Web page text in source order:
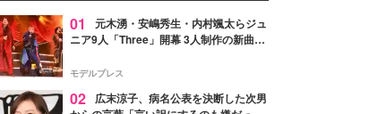
Capturing Skin（ウォーターキャ
プチャリングスキン：捕水肌）」
技術を、花王が構築した。
01
元木湧・安嶋秀生・内村颯太らジュ
ニア9人「Three」開幕 3人制作の新曲＆
進んで夢を掴みたい」【ゲネプロレポ】
モデルプレス
02
広末涼子、病名公表を決断した次男